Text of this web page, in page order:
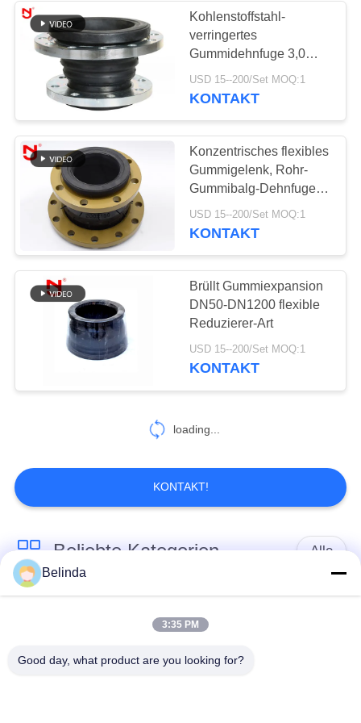
Verringerte
Gummidehnfuge
PTFE-Dehnfugen
Rohr, das Gelenk
43
Metalldehnfuge
Kohlenstoffstahl-
verringertes
Gummidehnfuge 3,0
verstärktes Hauptteil
Mpa Gewebe
USD 15--200/Set MOQ:1
KONTAKT
Konzentrisches flexibles
Gummigelenk, Rohr-
Gummibalg-Dehnfuge-
einfache Struktur
USD 15--200/Set MOQ:1
KONTAKT
Brüllt Gummiexpansion
DN50-DN1200 flexible
Reduzierer-Art
USD 15--200/Set MOQ:1
KONTAKT
loading...
KONTAKT!
Beliebte Kategorien Alle
Verlegte Dehnfuge
Belinda
3:35 PM
Good day, what product are you looking for?